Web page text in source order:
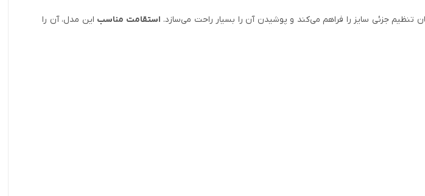
استقامت مناسب این مدل، آن را